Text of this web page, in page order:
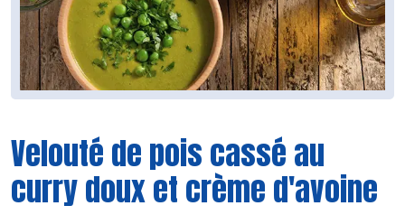
Velouté de pois cassé au
curry doux et crème d'avoine